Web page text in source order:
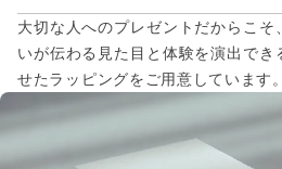
大切な人へのプレゼントだからこそ
いが伝わる見た目と体験を演出でき
せたラッピングをご用意しています。